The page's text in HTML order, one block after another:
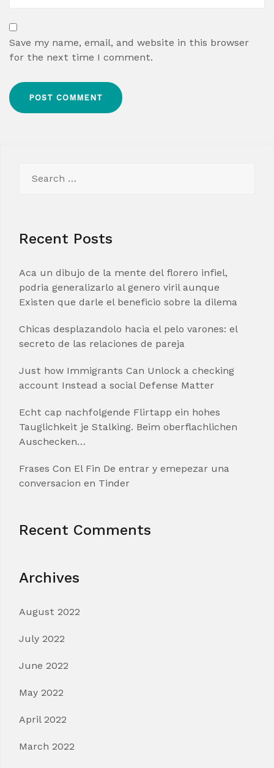
Save my name, email, and website in this browser
for the next time I comment.
for:
Recent Posts
Aca un dibujo de la mente del florero infiel,
podria generalizarlo al genero viril aunque
Existen que darle el beneficio sobre la dilema
Chicas desplazandolo hacia el pelo varones: el
secreto de las relaciones de pareja
Just how Immigrants Can Unlock a checking
account Instead a social Defense Matter
Echt cap nachfolgende Flirtapp ein hohes
Tauglichkeit je Stalking. Beim oberflachlichen
Auschecken…
Frases Con El Fin De entrar y emepezar una
conversacion en Tinder
Recent Comments
Archives
August 2022
July 2022
June 2022
May 2022
April 2022
March 2022